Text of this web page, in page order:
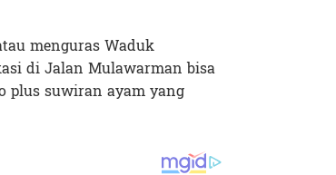
menguras Waduk
di Jalan Mulawarman bisa
plus suwiran ayam yang